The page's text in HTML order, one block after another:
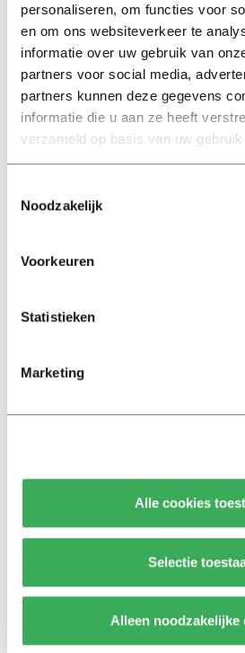
personaliseren, om functies voor
en om ons websiteverkeer te
informatie over uw gebruik van
partners voor social media,
partners kunnen deze gegevens
informatie die u aan ze heeft
verzameld op basis van uw
Noodzakelijk
Voorkeuren
Statistieken
Marketing
Alle cookies
Selectie
Alleen noodzakelijke
of niet ondergaan, hoe intensief
bezig zijn. Een longitudinale
mogelijke groep, dat zou ik
‘Maar dat is duur, natuurlijk. En
draait het toch ook vaak om snel
‘Nou ja, je kunt mensen in principe
En verder?
‘Ik zou meer met creatieve
laten mensen zichzelf nu al
cosmetische ingreep? Dan kun je
hun idee van schoonheid en
voor hen betekent en hoe zich
zelfbeeld, naar hun